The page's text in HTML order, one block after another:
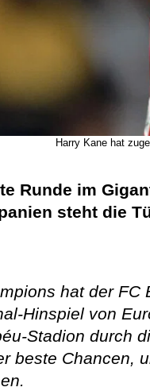
Harry Kane hat
Runde im
steht die
hat der
Hinspiel von
Stadion durch
beste Chancen,